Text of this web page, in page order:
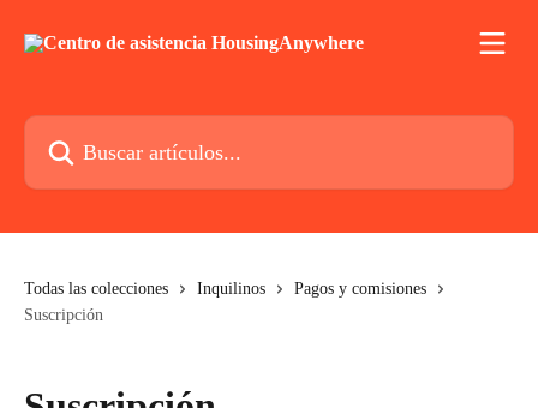
Buscar artículos...
Todas las colecciones Inquilinos
Pagos y comisiones
Suscripción